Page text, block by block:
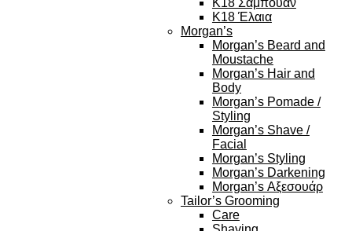
K18 Σαμπουάν
K18 Έλαια
Morgan’s
Morgan’s Beard and
Moustache
Morgan’s Hair and
Body
Morgan’s Pomade /
Styling
Morgan’s Shave /
Facial
Morgan’s Styling
Morgan’s Darkening
Morgan’s Αξεσουάρ
Tailor’s Grooming
Care